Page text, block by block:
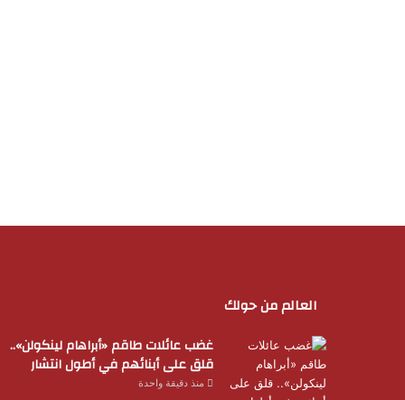
العالم من حولك
غضب عائلات طاقم «أبراهام لينكولن»..
قلق على أبنائهم في أطول انتشار
منذ دقيقة واحدة